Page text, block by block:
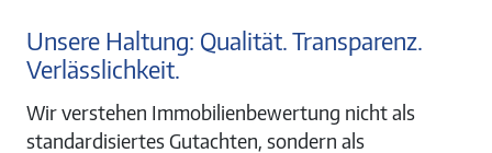
Unsere Haltung: Qualität. Transparenz.
Verlässlichkeit.
Wir verstehen Immobilienbewertung nicht als
standardisiertes Gutachten, sondern als